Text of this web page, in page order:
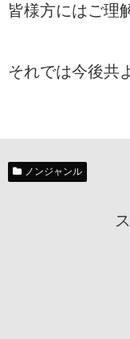
皆様方にはご理
それでは今後共
ノンジャンル